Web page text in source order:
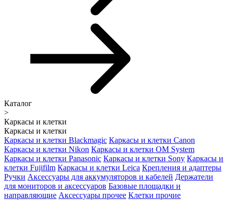
Каталог
>
Каркасы и клетки
Каркасы и клетки
Каркасы и клетки Blackmagic Каркасы и клетки Canon
Каркасы и клетки Nikon Каркасы и клетки OM System
Каркасы и клетки Panasonic Каркасы и клетки Sony Каркасы и
клетки Fujifilm Каркасы и клетки Leica Крепления и адаптеры
Ручки Аксессуары для аккумуляторов и кабелей Держатели
для мониторов и аксессуаров Базовые площадки и
направляющие Аксессуары прочее Клетки прочие